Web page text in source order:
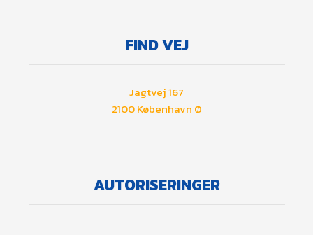
​FIND VEJ
Jagtvej 167
​2100 København Ø
AUTORISERINGER